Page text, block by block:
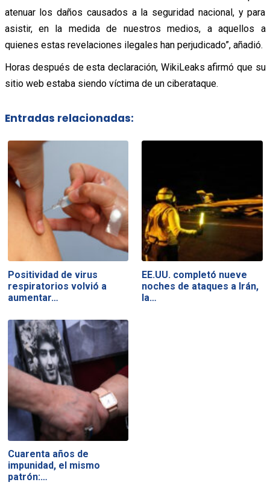
atenuar los daños causados a la seguridad nacional, y para
asistir, en la medida de nuestros medios, a aquellos a
quienes estas revelaciones ilegales han perjudicado”, añadió.
Horas después de esta declaración, WikiLeaks afirmó que su
sitio web estaba siendo víctima de un ciberataque.
Entradas relacionadas:
Positividad de virus
respiratorios volvió a
aumentar…
EE.UU. completó nueve
noches de ataques a Irán,
la…
Cuarenta años de
impunidad, el mismo
patrón:…